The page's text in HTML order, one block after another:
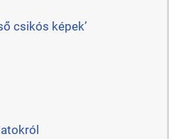
csikós képek’